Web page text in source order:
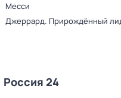
Месси
Джеррард. Прирождённый
Россия 24